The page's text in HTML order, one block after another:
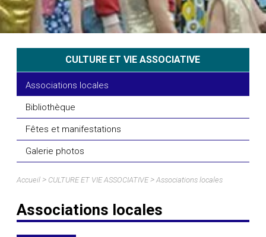
CULTURE ET VIE ASSOCIATIVE
Associations locales
Bibliothèque
Fêtes et manifestations
Galerie photos
Accueil > CULTURE ET VIE ASSOCIATIVE>Associations locales
Associations locales